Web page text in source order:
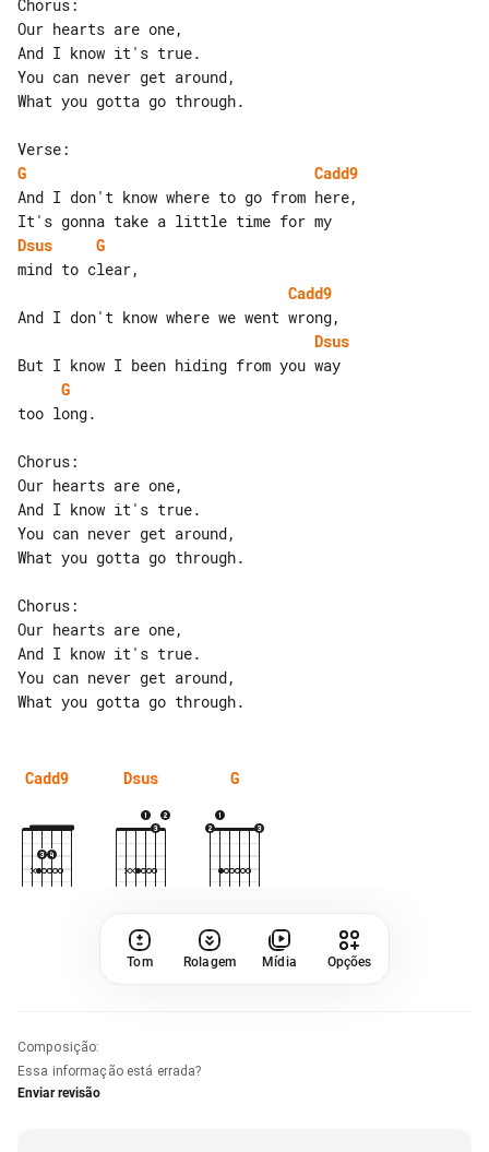
Chorus:
Our hearts are one,
And I know it's true.
You can never get around,
What you gotta go through.
G
Cadd9
And I don't know where to go from here,
Dsus
G
Cadd9
Dsus
G
too long.
Chorus:
Our hearts are one,
And I know it's true.
You can never get around,
What you gotta go through.
Chorus:
Our hearts are one,
And I know it's true.
You can never get around,
Cadd9 Dsus G
Tom Rolagem Mídia Opções
Composição:
Essa informação está errada?
Enviar revisão